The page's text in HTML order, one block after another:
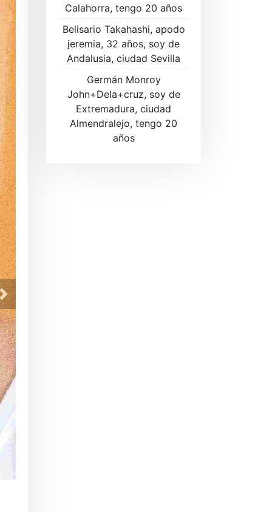
Calahorra, tengo 20 años
Belisario Takahashi, apodo
jeremia, 32 años, soy de
Andalusia, ciudad Sevilla
Germán Monroy
John+Dela+cruz, soy de
Extremadura, ciudad
Almendralejo, tengo 20
años